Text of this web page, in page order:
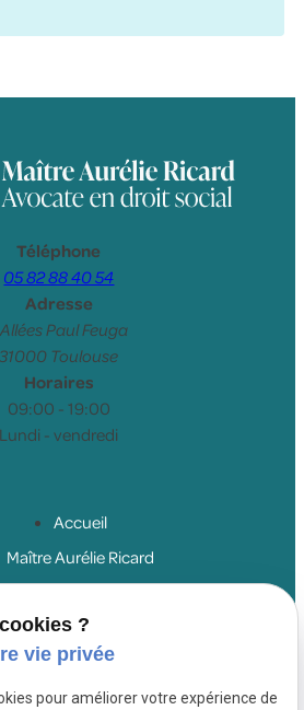
Téléphone
05 82 88 40 54
Adresse
Paul Feuga
31000 Toulouse
Horaires
09:00 - 19:00
Lundi - vendredi
Accueil
Maître Aurélie Ricard
Droit du travail salariés
du travail employeurs
de la sécurité sociale
Honoraires
?
vie privée
pour améliorer votre expérience de